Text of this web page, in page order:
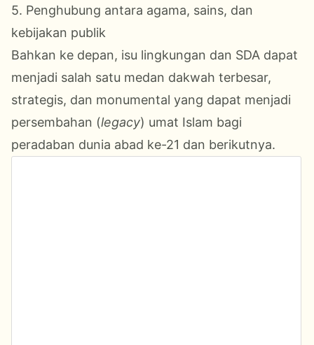
5. Penghubung antara agama, sains, dan
kebijakan publik
Bahkan ke depan, isu lingkungan dan SDA dapat
menjadi salah satu medan dakwah terbesar,
strategis, dan monumental yang dapat menjadi
persembahan (legacy) umat Islam bagi
peradaban dunia abad ke-21 dan berikutnya.